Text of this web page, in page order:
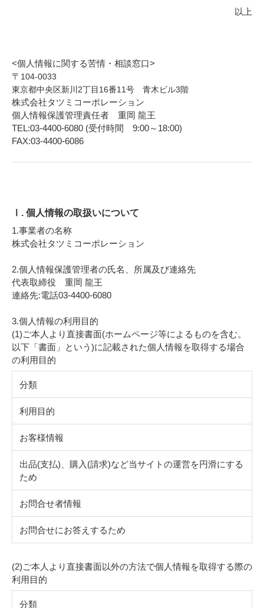
以上
<個人情報に関する苦情・相談窓口>
〒 104-0033
東京都中央区新川2丁目16番11号 青木ビル3階
株式会社タツミコーポレーション
個人情報保護管理責任者 重岡 龍王
TEL:03‐4400‐6080 (受付時間 9:00～18:00)
FAX:03‐4400‐6086
Ⅰ. 個人情報の取扱いについて
1.事業者の名称
株式会社タツミコーポレーション
2.個人情報保護管理者の氏名、所属及び連絡先
代表取締役 重岡 龍王
連絡先:電話03‐4400‐6080
3.個人情報の利用目的
(1)ご本人より直接書面(ホームページ等によるものを含む。
以下「書面」という)に記載された個人情報を取得する場合
の利用目的
分類
利用目的
お客様情報
出品(支払)、購入(請求)など当サイトの運営を円滑にする
ため
お問合せ者情報
お問合せにお答えするため
(2)ご本人より直接書面以外の方法で個人情報を取得する際の
利用目的
分類